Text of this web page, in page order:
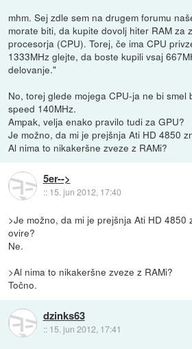
mhm. Sej zdle sem na drugem forumu
morate biti, da kupite dovolj hiter RAM za
procesorja (CPU). Torej, če ima CPU
1333MHz glejte, da boste kupili vsaj
delovanje."
No, torej glede mojega CPU-ja ne bi smel
speed 140MHz.
Ampak, velja enako pravilo tudi za GPU?
Je možno, da mi je prejšnja Ati HD 4850
Al nima to nikakeršne zveze z RAMi?
5er-->
:: 15. jun 2012, 17:40
>Je možno, da mi je prejšnja Ati HD 4850
ovire?
Ne.
>Al nima to nikakeršne zveze z RAMi?
Točno.
dzinks63
:: 15. jun 2012, 17:41